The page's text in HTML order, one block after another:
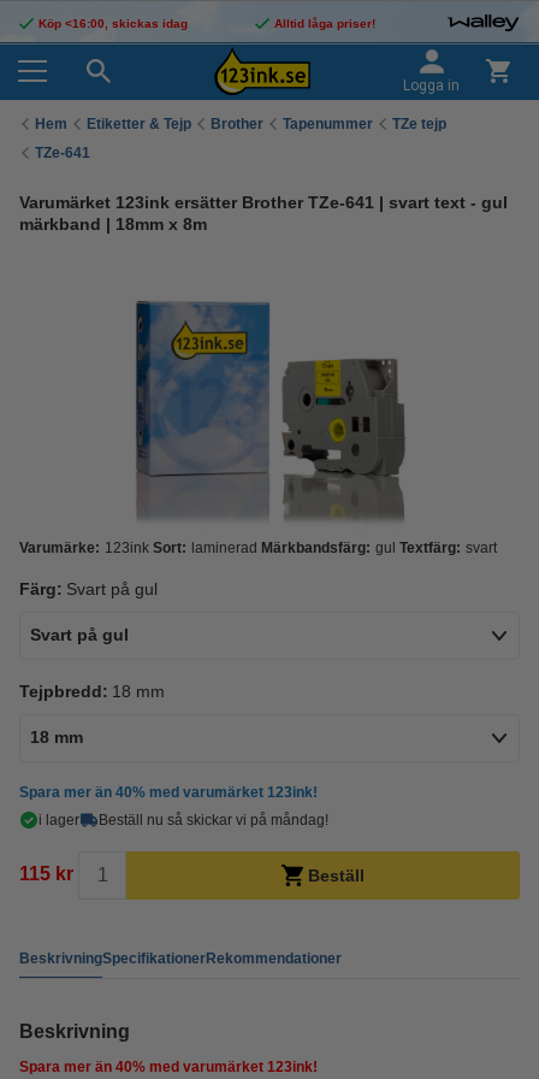
Köp <16:00, skickas idag Alltid låga priser!
Logga in
Hem Etiketter & Tejp Brother Tapenummer
TZe tejp
TZe-641
Varumärket 123ink ersätter Brother TZe-641 | svart text - gul
märkband | 18mm x 8m
Varumärke: 123ink Sort: laminerad Märkbandsfärg: gul Textfärg: svart
Färg: Svart på gul
Svart på gul
Tejpbredd: 18 mm
18 mm
Spara mer än 40% med varumärket 123ink!
i lager
Beställ nu så skickar vi på måndag!
115 kr Beställ
BeskrivningSpecifikationerRekommendationer
Beskrivning
Spara mer än 40% med varumärket 123ink!